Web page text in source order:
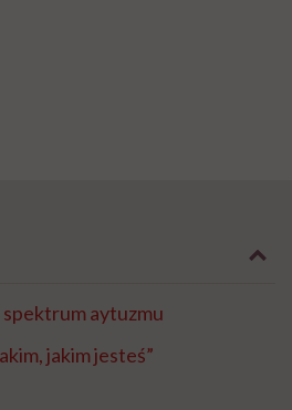
aytuzmu
jakim jesteś”